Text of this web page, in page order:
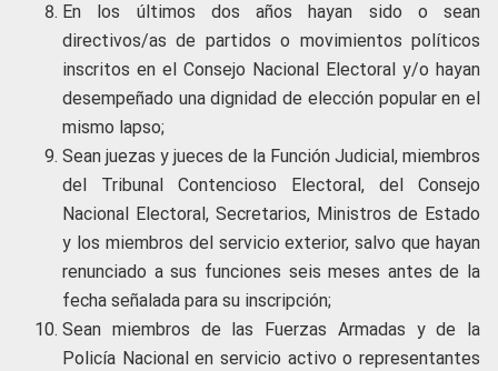
En los últimos dos años hayan sido o sean
directivos/as de partidos o movimientos políticos
inscritos en el Consejo Nacional Electoral y/o hayan
desempeñado una dignidad de elección popular en el
mismo lapso;
Sean juezas y jueces de la Función Judicial, miembros
del Tribunal Contencioso Electoral, del Consejo
Nacional Electoral, Secretarios, Ministros de Estado
y los miembros del servicio exterior, salvo que hayan
renunciado a sus funciones seis meses antes de la
fecha señalada para su inscripción;
Sean miembros de las Fuerzas Armadas y de la
Policía Nacional en servicio activo o representantes